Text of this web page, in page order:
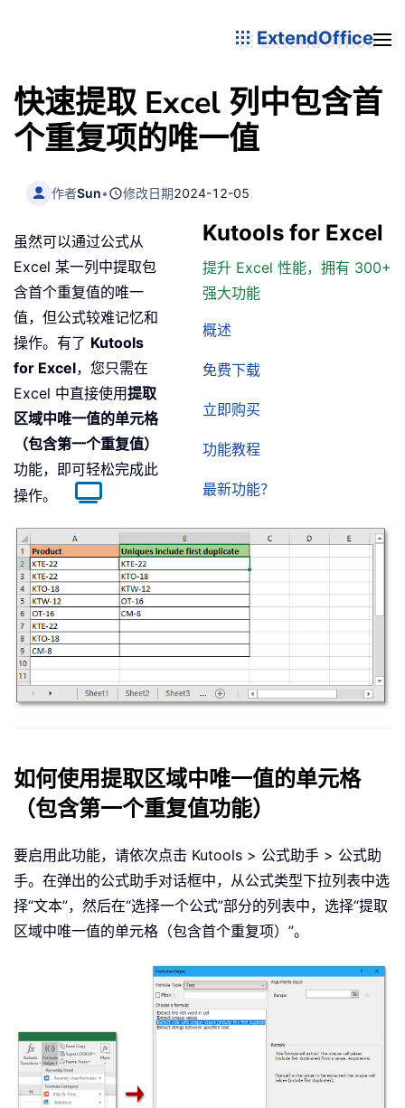
ExtendOffice
快速提取 Excel 列中包含首
个重复项的唯一值
作者Sun• 修改日期2024-12-05
Kutools for Excel
提升 Excel 性能，拥有 300+
强大功能
概述
免费下载
立即购买
功能教程
最新功能？
虽然可以通过公式从
Excel 某一列中提取包
含首个重复值的唯一
值，但公式较难记忆和
操作。有了 Kutools
for Excel，您只需在
Excel 中直接使用提取
区域中唯一值的单元格
（包含第一个重复值）
功能，即可轻松完成此
操作。
如何使用提取区域中唯一值的单元格
（包含第一个重复值功能）
要启用此功能，请依次点击 Kutools > 公式助手 > 公式助
手。在弹出的公式助手对话框中，从公式类型下拉列表中选
择“文本”，然后在“选择一个公式”部分的列表中，选择“提取
区域中唯一值的单元格（包含首个重复项）”。